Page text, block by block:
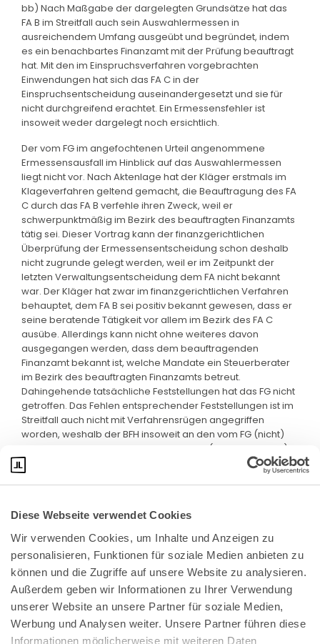
Diese Webseite verwendet Cookies
Wir verwenden Cookies, um Inhalte und Anzeigen zu
personalisieren, Funktionen für soziale Medien anbieten zu
können und die Zugriffe auf unsere Website zu analysieren.
Außerdem geben wir Informationen zu Ihrer Verwendung
unserer Website an unsere Partner für soziale Medien,
Werbung und Analysen weiter. Unsere Partner führen diese
Informationen möglicherweise mit weiteren Daten
bb) Nach Maßgabe der dargelegten Grundsätze hat das
FA B im Streitfall auch sein Auswahlermessen in
ausreichendem Umfang ausgeübt und begründet, indem
es ein benachbartes Finanzamt mit der Prüfung beauftragt
hat. Mit den im Einspruchsverfahren vorgebrachten
Einwendungen hat sich das FA C in der
Einspruchsentscheidung auseinandergesetzt und sie für
nicht durchgreifend erachtet. Ein Ermessensfehler ist
insoweit weder dargelegt noch ersichtlich.
Der vom FG im angefochtenen Urteil angenommene
Ermessensausfall im Hinblick auf das Auswahlermessen
liegt nicht vor. Nach Aktenlage hat der Kläger erstmals im
Klageverfahren geltend gemacht, die Beauftragung des FA
C durch das FA B verfehle ihren Zweck, weil er
schwerpunktmäßig im Bezirk des beauftragten Finanzamts
tätig sei. Dieser Vortrag kann der finanzgerichtlichen
Überprüfung der Ermessensentscheidung schon deshalb
nicht zugrunde gelegt werden, weil er im Zeitpunkt der
letzten Verwaltungsentscheidung dem FA nicht bekannt
war. Der Kläger hat zwar im finanzgerichtlichen Verfahren
behauptet, dem FA B sei positiv bekannt gewesen, dass er
seine beratende Tätigkeit vor allem im Bezirk des FA C
ausübe. Allerdings kann nicht ohne weiteres davon
ausgegangen werden, dass dem beauftragenden
Finanzamt bekannt ist, welche Mandate ein Steuerberater
im Bezirk des beauftragten Finanzamts betreut.
Dahingehende tatsächliche Feststellungen hat das FG nicht
getroffen. Das Fehlen entsprechender Feststellungen ist im
Streitfall auch nicht mit Verfahrensrügen angegriffen
worden, weshalb der BFH insoweit an den vom FG (nicht)
festgestellten Sachverhalt gebunden ist (§ 118 Abs. 2 FGO).
Bundeskanzlerplatz 2
53113 Bonn